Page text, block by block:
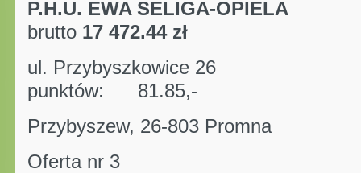
P.H.U. EWA
brutto 17 472.44 zł
ul. Przybyszkowice 26
punktów: 81.85,-
Przybyszew, 26-803 Promna
Oferta nr 3